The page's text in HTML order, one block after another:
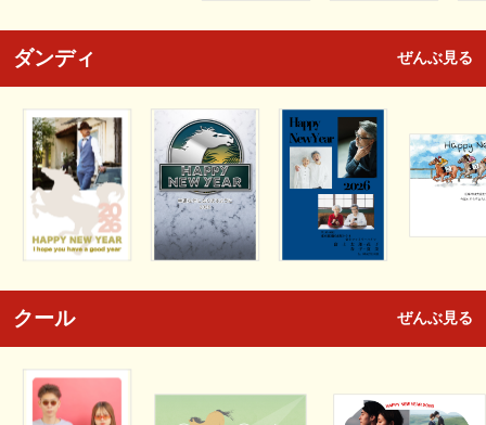
ダンディ ぜんぶ見る
クール ぜんぶ見る